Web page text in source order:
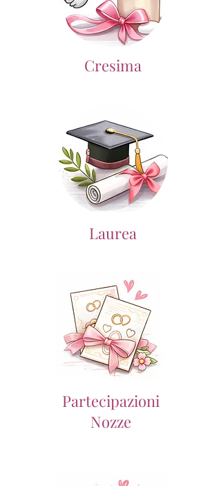
Cresima
Laurea
Partecipazioni
Nozze